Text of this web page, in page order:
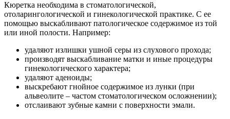
Кюретка необходима в стоматологической,
отоларингологической и гинекологической практике. С ее
помощью выскабливают патологическое содержимое из той
или иной полости. Например:
удаляют излишки ушной серы из слухового прохода;
производят выскабливание матки и иные процедуры
гинекологического характера;
удаляют аденоиды;
выскребают гнойное содержимое из лунки (при
альвеолите – частом стоматологическом осложнении);
отслаивают зубные камни с поверхности эмали.